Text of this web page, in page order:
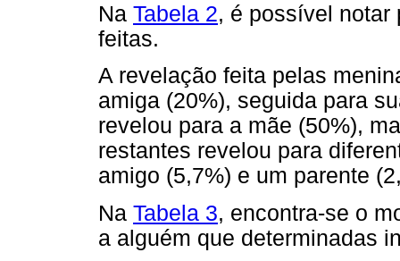
Na Tabela 2, é possível notar
feitas.
A revelação feita pelas
amiga (20%), seguida para
revelou para a mãe (50%),
restantes revelou para
amigo (5,7%) e um parente
Na Tabela 3, encontra-se o
a alguém que determinadas